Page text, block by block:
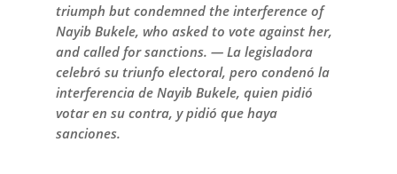
triumph but condemned the interference of
Nayib Bukele, who asked to vote against her,
and called for sanctions. — La legisladora
celebró su triunfo electoral, pero condenó la
interferencia de Nayib Bukele, quien pidió
votar en su contra, y pidió que haya
sanciones.